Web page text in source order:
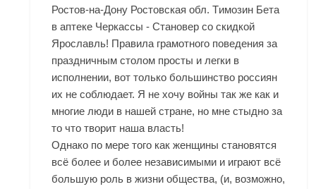
Ростов-на-Дону Ростовская обл. Tимозин Бета
в аптеке Черкассы - Становер со скидкой
Ярославль! Правила грамотного поведения за
праздничным столом просты и легки в
исполнении, вот только большинство россиян
их не соблюдает. Я не хочу войны так же как и
многие люди в нашей стране, но мне стыдно за
то что творит наша власть!
Однако по мере того как женщины становятся
всё более и более независимыми и играют всё
большую роль в жизни общества, (и, возможно,